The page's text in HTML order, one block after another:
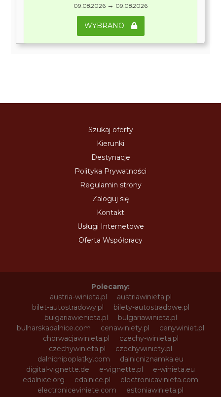
09.08.2026 → 09.08.2026
WYBRANO
Szukaj oferty
Kierunki
Destynacje
Polityka Prywatności
Regulamin strony
Zaloguj się
Kontakt
Usługi Internetowe
Oferta Współpracy
Polecamy:
austria-winieta.pl
austriawinieta.pl
bilet-autostradowy.pl
bilety-autostradowe.pl
bulgariawienieta.pl
bulgariawinieta.pl
bulharskadalnice.com
cenawiniety.pl
cenywiniet.pl
chorwacjawinieta.pl
czechy-winieta.pl
czechywinieta.pl
czechywiniety.pl
dalnicnipoplatky.com
dalnicniznamka.eu
digital-vignette.de
e-vignette.pl
e-winieta.eu
edalnice.org
edalnice.pl
electronicavinieta.com
electroniceviniete.com
estoniawinieta.pl